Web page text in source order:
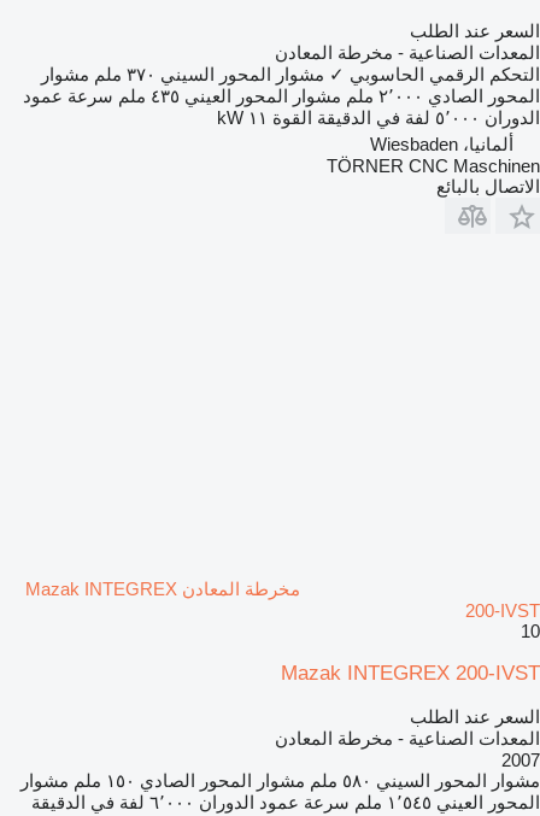
السعر عند الطلب
المعدات الصناعية - مخرطة المعادن
التحكم الرقمي الحاسوبي ✓ مشوار المحور السيني ٣٧٠ ملم
مشوار
المحور الصادي ٢٬٠٠٠ ملم مشوار المحور العيني ٤٣٥ ملم
سرعة عمود
الدوران ٥٬٠٠٠ لفة في الدقيقة القوة ١١ kW
ألمانيا، Wiesbaden
TÖRNER CNC Maschinen
الاتصال بالبائع
مخرطة المعادن Mazak INTEGREX
200-IVST
10
Mazak INTEGREX 200-IVST
السعر عند الطلب
المعدات الصناعية - مخرطة المعادن
2007
مشوار المحور السيني ٥٨٠ ملم مشوار المحور الصادي ١٥٠ ملم
مشوار
المحور العيني ١٬٥٤٥ ملم سرعة عمود الدوران ٦٬٠٠٠ لفة في الدقيقة